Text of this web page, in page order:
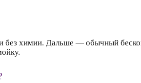
химии. Дальше — обычный